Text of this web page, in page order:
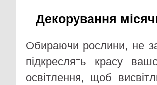
Декорування
Обираючи рослини, не
підкреслять красу
освітлення, щоб